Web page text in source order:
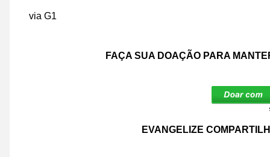
via G1
FAÇA SUA DOAÇÃO PARA
EVANGELIZE